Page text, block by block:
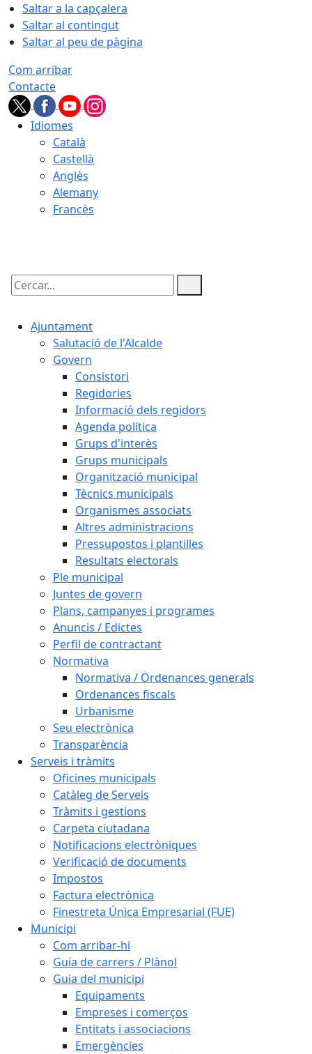
Saltar a la capçalera
Saltar al contingut
Saltar al peu de pàgina
Com arribar
Contacte
Idiomes
Català
Castellà
Anglès
Alemany
Francès
Cercar:
Ajuntament
Salutació de l'Alcalde
Govern
Consistori
Regidories
Informació dels regidors
Agenda política
Grups d'interès
Grups municipals
Organització municipal
Tècnics municipals
Organismes associats
Altres administracions
Pressupostos i plantilles
Resultats electorals
Ple municipal
Juntes de govern
Plans, campanyes i programes
Anuncis / Edictes
Perfil de contractant
Normativa
Normativa / Ordenances generals
Ordenances fiscals
Urbanisme
Seu electrònica
Transparència
Serveis i tràmits
Oficines municipals
Catàleg de Serveis
Tràmits i gestions
Carpeta ciutadana
Notificacions electròniques
Verificació de documents
Impostos
Factura electrònica
Finestreta Única Empresarial (FUE)
Municipi
Com arribar-hi
Guia de carrers / Plànol
Guia del municipi
Equipaments
Empreses i comerços
Entitats i associacions
Emergències